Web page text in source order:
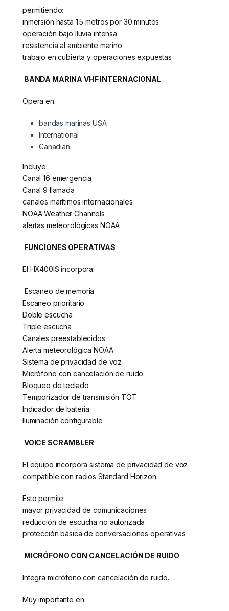
permitiendo:
inmersión hasta 1.5 metros por 30 minutos
operación bajo lluvia intensa
resistencia al ambiente marino
trabajo en cubierta y operaciones expuestas
BANDA MARINA VHF INTERNACIONAL
Opera en:
bandas marinas USA
International
Canadian
Incluye:
Canal 16 emergencia
Canal 9 llamada
canales marítimos internacionales
NOAA Weather Channels
alertas meteorológicas NOAA
FUNCIONES OPERATIVAS
El HX400IS incorpora:
Escaneo de memoria
Escaneo prioritario
Doble escucha
Triple escucha
Canales preestablecidos
Alerta meteorológica NOAA
Sistema de privacidad de voz
Micrófono con cancelación de ruido
Bloqueo de teclado
Temporizador de transmisión TOT
Indicador de batería
Iluminación configurable
VOICE SCRAMBLER
El equipo incorpora sistema de privacidad de voz
compatible con radios Standard Horizon.
Esto permite:
mayor privacidad de comunicaciones
reducción de escucha no autorizada
protección básica de conversaciones operativas
MICRÓFONO CON CANCELACIÓN DE RUIDO
Integra micrófono con cancelación de ruido.
Muy importante en: